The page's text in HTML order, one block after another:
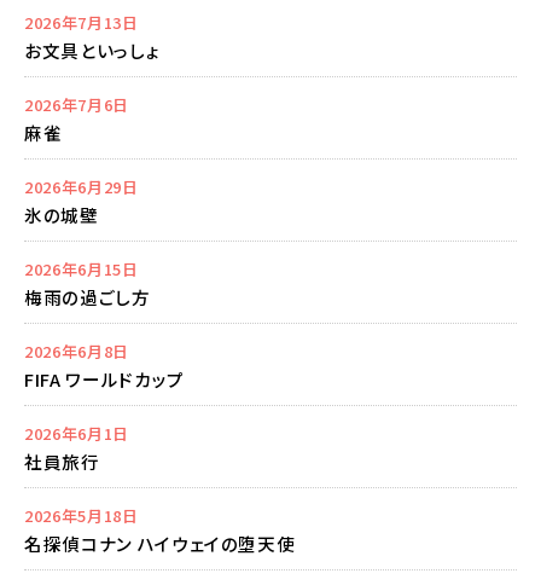
2026年7月13日
お文具といっしょ
2026年7月6日
麻雀
2026年6月29日
氷の城壁
2026年6月15日
梅雨の過ごし方
2026年6月8日
FIFA ワールドカップ
2026年6月1日
社員旅行
2026年5月18日
名探偵コナン ハイウェイの堕天使